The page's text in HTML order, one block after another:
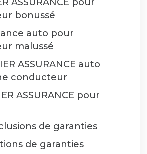
ASSURANCE pour
bonussé
auto pour
malussé
ASSURANCE auto
conducteur
ASSURANCE pour
de garanties
de garanties